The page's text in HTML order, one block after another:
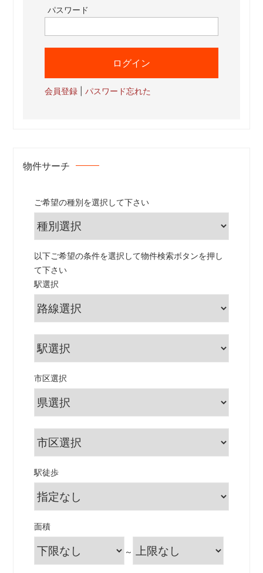
パスワード
会員登録 |パスワード忘れた
物件サーチ
ご希望の種別を選択して下さい
以下ご希望の条件を選択して物件検索ボタンを押し
て下さい
駅選択
市区選択
駅徒歩
面積
～